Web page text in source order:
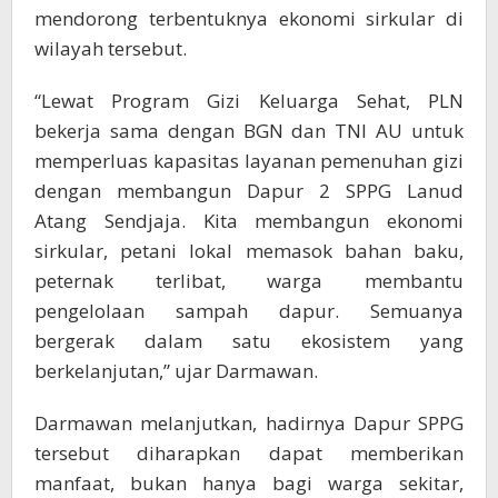
mendorong terbentuknya ekonomi sirkular di
wilayah tersebut.
“Lewat Program Gizi Keluarga Sehat, PLN
bekerja sama dengan BGN dan TNI AU untuk
memperluas kapasitas layanan pemenuhan gizi
dengan membangun Dapur 2 SPPG Lanud
Atang Sendjaja. Kita membangun ekonomi
sirkular, petani lokal memasok bahan baku,
peternak terlibat, warga membantu
pengelolaan sampah dapur. Semuanya
bergerak dalam satu ekosistem yang
berkelanjutan,” ujar Darmawan.
Darmawan melanjutkan, hadirnya Dapur SPPG
tersebut diharapkan dapat memberikan
manfaat, bukan hanya bagi warga sekitar,